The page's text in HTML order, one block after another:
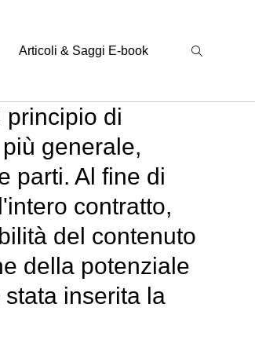
Articoli & Saggi E-book
principio di
generale,
parti. Al fine di
contratto,
del contenuto
della potenziale
inserita la